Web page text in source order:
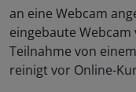
an eine Webcam
eingebaute
Teilnahme von
reinigt vor Online-